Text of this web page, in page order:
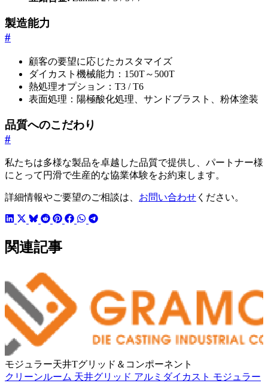
製造能力
#
顧客の要望に応じたカスタマイズ
ダイカスト機械能力：150T～500T
熱処理オプション：T3 / T6
表面処理：陽極酸化処理、サンドブラスト、粉体塗装
品質へのこだわり
#
私たちは多様な製品を卓越した品質で提供し、パートナー様
にとって円滑で生産的な協業体験をお約束します。
詳細情報やご要望のご相談は、 お問い合わせ ください。
関連記事
モジュラー天井Tグリッド＆コンポーネント
クリーンルーム 天井グリッド アルミダイカスト モジュラー